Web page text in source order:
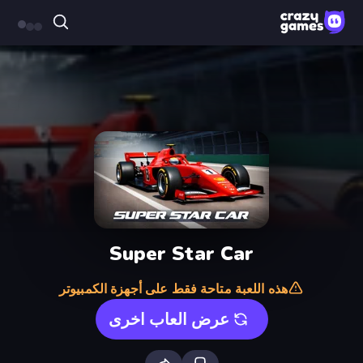
Super Star Car
هذه اللعبة متاحة فقط على أجهزة الكمبيوتر
عرض العاب اخرى